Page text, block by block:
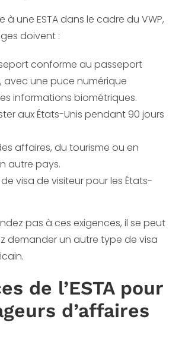
à une ESTA dans le cadre du VWP,
doivent :
conforme au passeport
avec une puce numérique
informations biométriques.
aux États-Unis pendant 90 jours
affaires, du tourisme ou en
autre pays.
visa de visiteur pour les États-
pas à ces exigences, il se peut
demander un autre type de visa
de l’ESTA pour
d’affaires